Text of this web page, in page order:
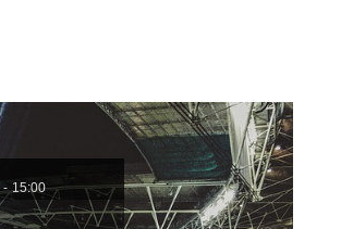
- 15:00